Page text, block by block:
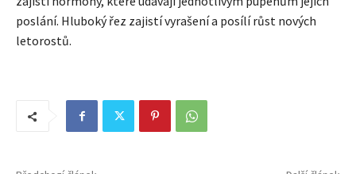
poslání. Hluboký řez zajistí vyrašení a posílí růst nových
letorostů.